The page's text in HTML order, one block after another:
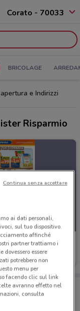
Corato - 70033
BRICOLAGE
e Indirizzi
Risparmio
te!
negozi vicino a te,
comodamente
ai dati personali,
sul tuo dispositivo.
affinché
partner trattiamo i
essere
potrebbero non
menu per
facendo clic sul link
avranno effetto nel
consulta
Continua senza accettare